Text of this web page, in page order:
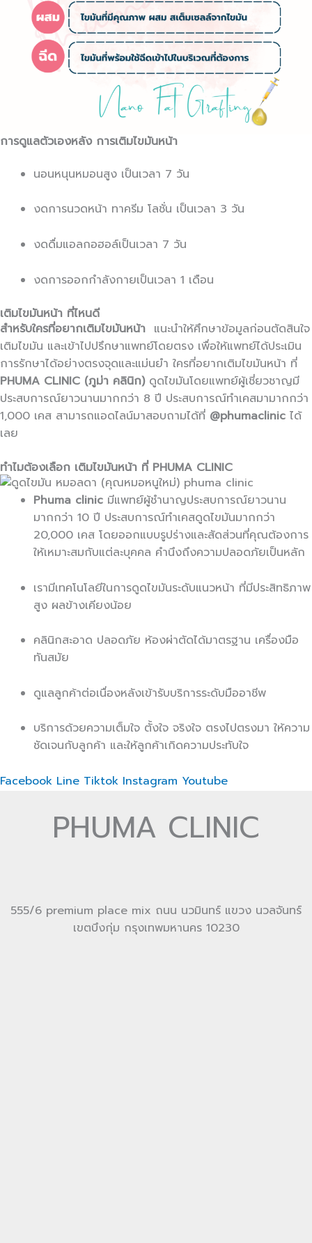
การดูแลตัวเองหลัง การเติมไขมันหน้า
นอนหนุนหมอนสูง เป็นเวลา 7 วัน
งดการนวดหน้า ทาครีม โลชั่น เป็นเวลา 3 วัน
งดดื่มแอลกอฮอล์เป็นเวลา 7 วัน
งดการออกกำลังกายเป็นเวลา 1 เดือน
เติมไขมันหน้า ที่ไหนดี
สำหรับใครที่อยากเติมไขมันหน้า แนะนำให้ศึกษาข้อมูลก่อนตัดสินใจ
เติมไขมัน และเข้าไปปรึกษาแพทย์โดยตรง เพื่อให้แพทย์ได้ประเมิน
การรักษาได้อย่างตรงจุดและแม่นยำ ใครที่อยากเติมไขมันหน้า ที่
PHUMA CLINIC (ภูม่า คลินิก)ดูดไขมันโดยแพทย์ผู้เชี่ยวชาญมี
ประสบการณ์ยาวนานมากกว่า 8 ปี ประสบการณ์ทำเคสมามากกว่า
1,000 เคส สามารถแอดไลน์มาสอบถามได้ที่ @phumaclinic ได้
เลย
ทำไมต้องเลือก เติมไขมันหน้า ที่ PHUMA CLINIC
Phuma clinic มีแพทย์ผู้ชำนาญประสบการณ์ยาวนาน
มากกว่า 10 ปี ประสบการณ์ทำเคสดูดไขมันมากกว่า
20,000 เคส โดยออกแบบรูปร่างและสัดส่วนที่คุณต้องการ
ให้เหมาะสมกับแต่ละบุคคล คำนึงถึงความปลอดภัยเป็นหลัก
เรามีเทคโนโลยีในการดูดไขมันระดับแนวหน้า ที่มีประสิทธิภาพ
สูง ผลข้างเคียงน้อย
คลินิกสะอาด ปลอดภัย ห้องผ่าตัดได้มาตรฐาน เครื่องมือ
ทันสมัย
ดูแลลูกค้าต่อเนื่องหลังเข้ารับบริการระดับมืออาชีพ
บริการด้วยความเต็มใจ ตั้งใจ จริงใจ ตรงไปตรงมา ให้ความ
ชัดเจนกับลูกค้า และให้ลูกค้าเกิดความประทับใจ
Facebook Line Tiktok Instagram Youtube
PHUMA CLINIC
555/6 premium place mix ถนน นวมินทร์ แขวง นวลจันทร์
เขตบึงกุ่ม กรุงเทพมหานคร 10230